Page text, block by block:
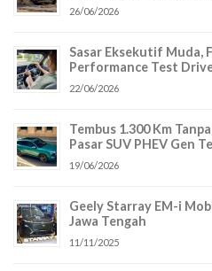
26/06/2026
Sasar Eksekutif Muda,
Performance Test
22/06/2026
Tembus 1.300 Km
Pasar SUV PHEV Gen
19/06/2026
Geely Starray EM-i
Jawa Tengah
11/11/2025